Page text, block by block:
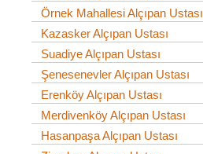
Örnek Mahallesi Alçıpan Ustası
Kazasker Alçıpan Ustası
Suadiye Alçıpan Ustası
Şenesenevler Alçıpan Ustası
Erenköy Alçıpan Ustası
Merdivenköy Alçıpan Ustası
Hasanpaşa Alçıpan Ustası